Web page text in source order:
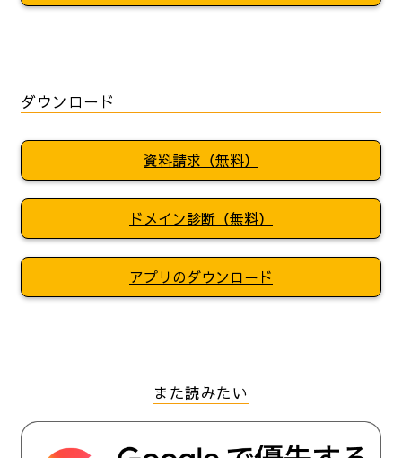
ダウンロード
資料請求（無料）
ドメイン診断（無料）
アプリのダウンロード
また読みたい